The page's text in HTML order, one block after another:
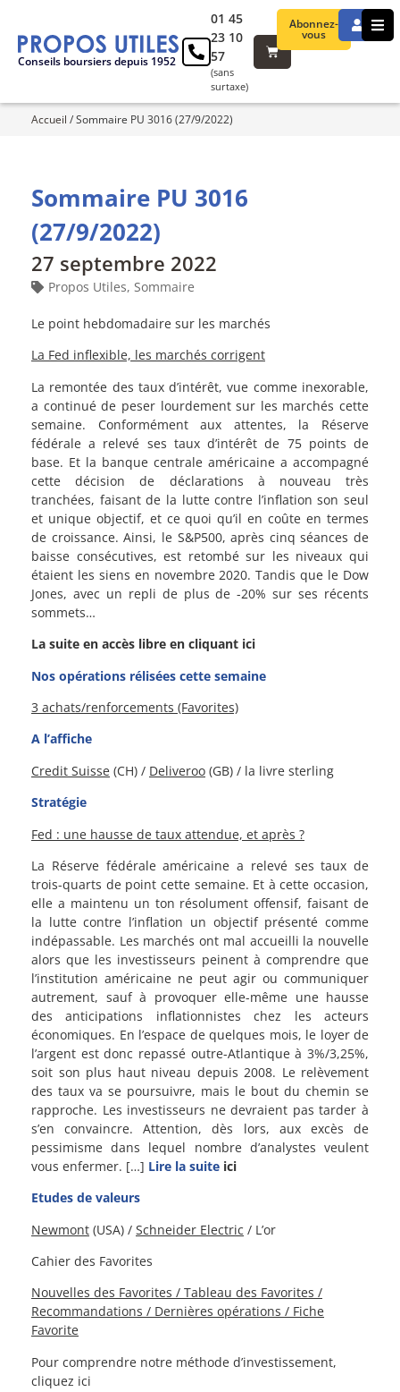
Conseils boursiers depuis 1952
Abonnez-
vous
01 45
23 10
57
(sans
surtaxe)
Accueil /Sommaire PU 3016 (27/9/2022)
Sommaire PU 3016
(27/9/2022)
27 septembre 2022
Propos Utiles, Sommaire
Le point hebdomadaire sur les marchés
La Fed inflexible, les marchés corrigent
La remontée des taux d’intérêt, vue comme inexorable,
a continué de peser lourdement sur les marchés cette
semaine. Conformément aux attentes, la Réserve
fédérale a relevé ses taux d’intérêt de 75 points de
base. Et la banque centrale américaine a accompagné
cette décision de déclarations à nouveau très
tranchées, faisant de la lutte contre l’inflation son seul
et unique objectif, et ce quoi qu’il en coûte en termes
de croissance. Ainsi, le S&P500, après cinq séances de
baisse consécutives, est retombé sur les niveaux qui
étaient les siens en novembre 2020. Tandis que le Dow
Jones, avec un repli de plus de -20% sur ses récents
sommets…
La suite en accès libre en cliquant ici
Nos opérations rélisées cette semaine
3 achats/renforcements (Favorites)
A l’affiche
Credit Suisse (CH) / Deliveroo (GB) / la livre sterling
Stratégie
Fed : une hausse de taux attendue, et après ?
La Réserve fédérale américaine a relevé ses taux de
trois-quarts de point cette semaine. Et à cette occasion,
elle a maintenu un ton résolument offensif, faisant de
la lutte contre l’inflation un objectif présenté comme
indépassable. Les marchés ont mal accueilli la nouvelle
alors que les investisseurs peinent à comprendre que
l’institution américaine ne peut agir ou communiquer
autrement, sauf à provoquer elle-même une hausse
des anticipations inflationnistes chez les acteurs
économiques. En l’espace de quelques mois, le loyer de
l’argent est donc repassé outre-Atlantique à 3%/3,25%,
soit son plus haut niveau depuis 2008. Le relèvement
des taux va se poursuivre, mais le bout du chemin se
rapproche. Les investisseurs ne devraient pas tarder à
s’en convaincre. Attention, dès lors, aux excès de
pessimisme dans lequel nombre d’analystes veulent
vous enfermer. […] Lire la suite ici
Etudes de valeurs
Newmont (USA) / Schneider Electric / L’or
Cahier des Favorites
Nouvelles des Favorites / Tableau des Favorites /
Recommandations / Dernières opérations / Fiche
Favorite
Pour comprendre notre méthode d’investissement,
cliquez ici